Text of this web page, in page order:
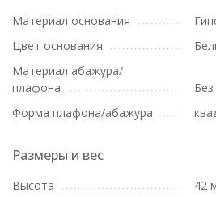
Материал основания
Цвет основания
Материал абажура/
плафона
Форма плафона/абажура
Размеры и вес
Высота
42